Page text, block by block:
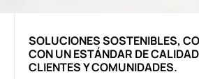
SOLUCIONES SOSTENIBLES,
CON UN ESTÁNDAR DE
CLIENTES Y COMUNIDADES.